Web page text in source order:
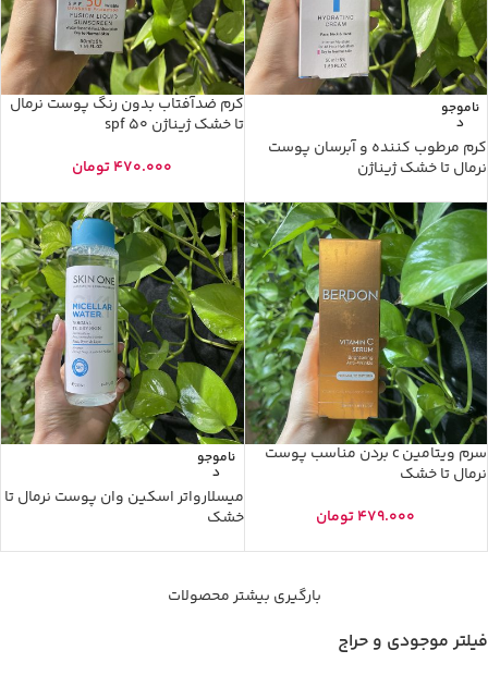
ناموجو
د
کرم مرطوب کننده و آبرسان پوست
نرمال تا خشک ژیناژن
کرم ضدآفتاب بدون رنگ پوست نرمال
تا خشک ژیناژن spf 50
470.000تومان
سرم ویتامین c بردن مناسب پوست
نرمال تا خشک
479.000تومان
ناموجو
د
میسلارواتر اسکین وان پوست نرمال تا
خشک
بارگیری بیشتر محصولات
فیلتر موجودی و حراج